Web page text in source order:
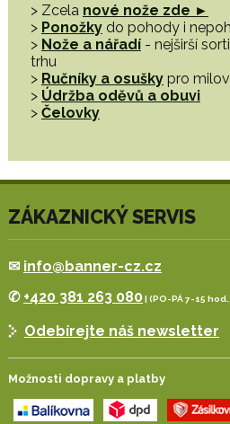
> Zcela nové nože zde ►
> Ponožkydo pohody i
> Nože a nářadí- nejširší
trhu
> Ručníky a osušky pro
> Údržba oděvů a obuvi
> Čelovky
ZÁKAZNICKÝ SERVIS
✉ info@banner-cz.cz
✆ +420 381 263 080| (PO-PÁ 7-15
Odebírejte náš newsletter
Možnosti dopravy a platby